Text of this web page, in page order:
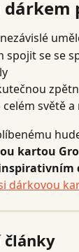
spojit se se
světě
kartou
dárkovou
články